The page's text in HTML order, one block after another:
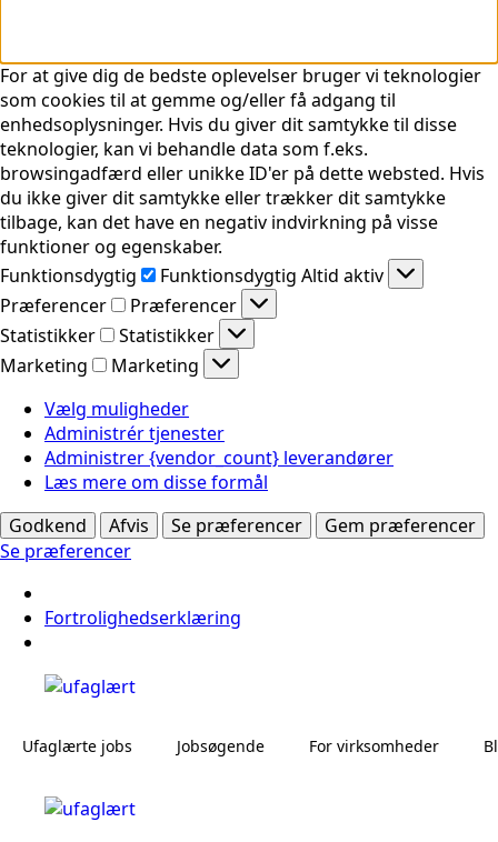
For at give dig de bedste oplevelser bruger vi teknologier
som cookies til at gemme og/eller få adgang til
enhedsoplysninger. Hvis du giver dit samtykke til disse
teknologier, kan vi behandle data som f.eks.
browsingadfærd eller unikke ID'er på dette websted. Hvis
du ikke giver dit samtykke eller trækker dit samtykke
tilbage, kan det have en negativ indvirkning på visse
funktioner og egenskaber.
Funktionsdygtig
Funktionsdygtig Altid aktiv
Præferencer
Præferencer
Statistikker
Statistikker
Marketing
Marketing
Vælg muligheder
Administrér tjenester
Administrer {vendor_count} leverandører
Læs mere om disse formål
Godkend
Afvis Se præferencer
Gem præferencer
Se præferencer
Fortrolighedserklæring
Ufaglærte jobs Jobsøgende For virksomheder